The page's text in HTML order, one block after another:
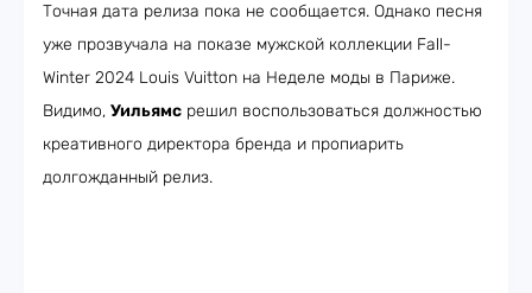
Точная дата релиза пока не сообщается. Однако песня
уже прозвучала на показе мужской коллекции Fall-
Winter 2024 Louis Vuitton на Неделе моды в Париже.
Видимо, Уильямс решил воспользоваться должностью
креативного директора бренда и пропиарить
долгожданный релиз.